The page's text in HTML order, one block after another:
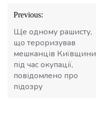
Навігація
записів
Previous:
Ще одному рашисту,
що тероризував
мешканців Київщини
під час окупації,
повідомлено про
підозру